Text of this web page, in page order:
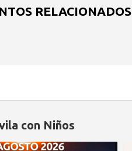
RELACIONADOS
con Niños